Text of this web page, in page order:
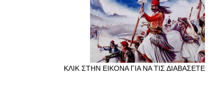
ΚΛΙΚ ΣΤΗΝ ΕΙΚΟΝΑ ΓΙΑ ΝΑ ΤΙΣ ΔΙΑΒΑΣΕΤΕ